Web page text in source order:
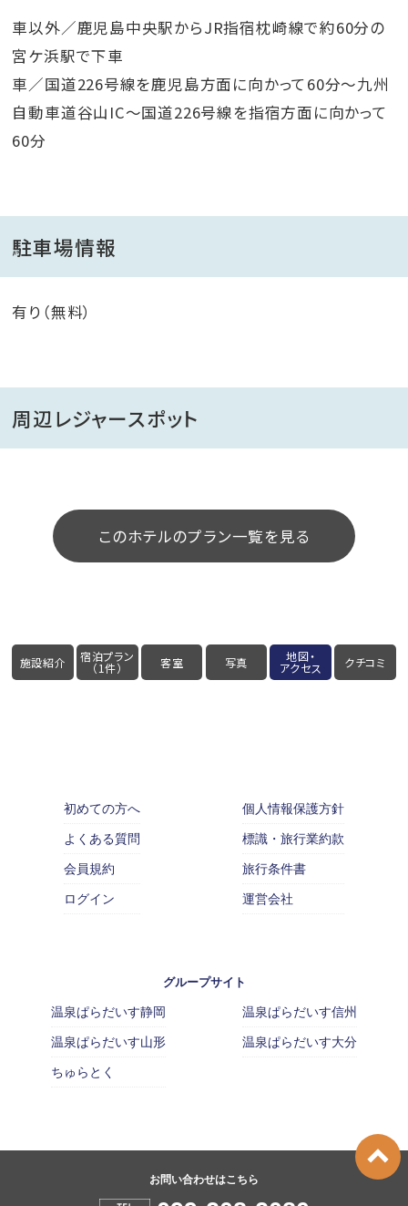
車以外／鹿児島中央駅からJR指宿枕崎線で約60分の
宮ケ浜駅で下車
車／国道226号線を鹿児島方面に向かって60分～九州
自動車道谷山IC～国道226号線を指宿方面に向かって
60分
駐車場情報
有り（無料）
周辺レジャースポット
このホテルのプラン一覧を見る
施設紹介 宿泊プラン
（1件） 客室 写真 地図・
アクセス クチコミ
初めての方へ
よくある質問
会員規約
ログイン
個人情報保護方針
標識・旅行業約款
旅行条件書
運営会社
グループサイト
温泉ぱらだいす静岡
温泉ぱらだいす山形
ちゅらとく
温泉ぱらだいす信州
温泉ぱらだいす大分
お問い合わせはこちら